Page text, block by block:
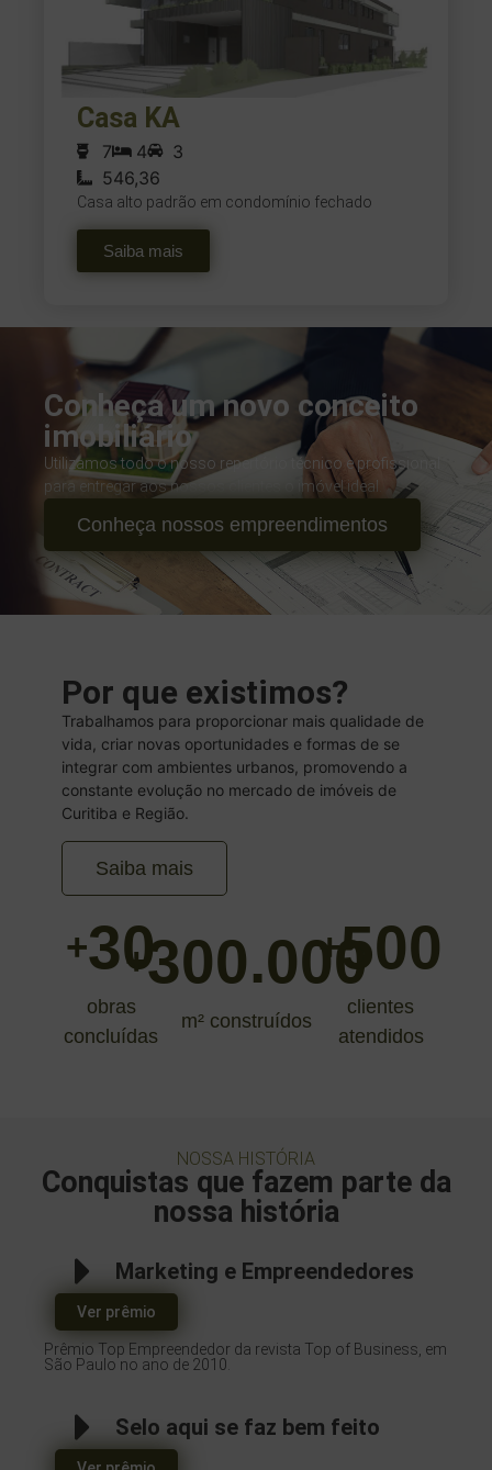
Casa KA
7 4
3
546,36
Casa alto padrão em condomínio fechado
Saiba mais
Conheça um novo conceito
imobiliário
Utilizamos todo o nosso repertório técnico e profissional
para entregar aos nossos clientes o imóvel ideal.
Conheça nossos empreendimentos
Por que existimos?
Trabalhamos para proporcionar mais qualidade de
vida, criar novas oportunidades e formas de se
integrar com ambientes urbanos, promovendo a
constante evolução no mercado de imóveis de
Curitiba e Região.
Saiba mais
+30
obras
concluídas
+300.000
m² construídos
+500
clientes
atendidos
NOSSA HISTÓRIA
Conquistas que fazem parte da
nossa história
Marketing e Empreendedores
Ver prêmio
Prêmio Top Empreendedor da revista Top of Business, em
São Paulo no ano de 2010.
Selo aqui se faz bem feito